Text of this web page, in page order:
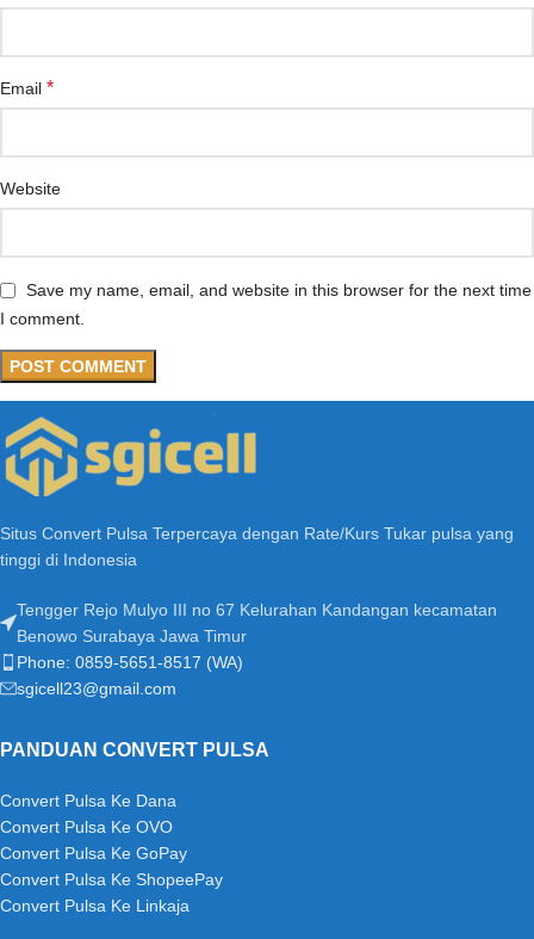
Email *
Website
Save my name, email, and website in this browser for the next time
I comment.
Situs Convert Pulsa Terpercaya dengan Rate/Kurs Tukar pulsa yang
tinggi di Indonesia
Tengger Rejo Mulyo III no 67 Kelurahan Kandangan kecamatan
Benowo Surabaya Jawa Timur
Phone: 0859-5651-8517 (WA)
sgicell23@gmail.com
PANDUAN CONVERT PULSA
Convert Pulsa Ke Dana
Convert Pulsa Ke OVO
Convert Pulsa Ke GoPay
Convert Pulsa Ke ShopeePay
Convert Pulsa Ke Linkaja